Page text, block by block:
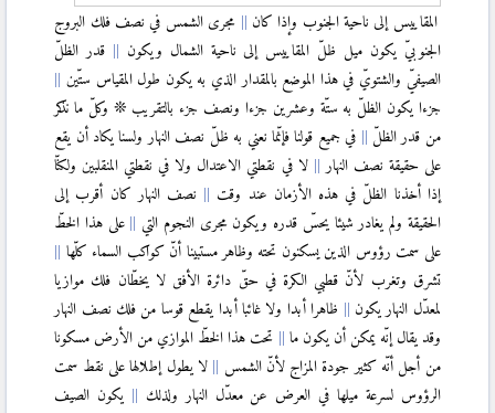
المقاييس إلى ناحية الجنوب وإذا كان
مجرى الشمس في نصف فلك البروج
الجنوبيّ يكون ميل ظلّ المقاييس إلى ناحية الشمال ويكون
قدر الظلّ
الصيفيّ والشتويّ في هذا الموضع بالمقدار الذي به يكون طول المقياس ستّين
جزءا يكون الظلّ به ستّة وعشرين جزءا ونصف جزء بالتقريب ❊ وكلّ ما نذكر
من قدر الظلّ
في جميع قولنا فإنّما نعني به ظلّ نصف النهار ولسنا يكاد أن يقع
على حقيقة نصف النهار
لا في نقطتي الاعتدال ولا في نقطتي المنقلبين ولكنّا
إذا أخذنا الظلّ في هذه الأزمان عند وقت
نصف النهار كان أقرب إلى
الحقيقة ولم يغادر شيئا يحسّ قدره ويكون مجرى النجوم التي
على هذا الخطّ
على سمت رؤوس الذين يسكنون تحته وظاهر مستبينا أنّ كواكب السماء كلّها
تشرق وتغرب لأنّ قطبي الكرة في حقّ دائرة الأفق لا يخطّان فلك موازيا
لمعدّل النهار يكون
ظاهرا أبدا ولا غائبا أبدا يقطع قوسا من فلك نصف النهار
وقد يقال إنّه يمكن أن يكون ما
تحت هذا الخطّ الموازي من الأرض مسكونا
من أجل أنّه كثير جودة المزاج لأنّ الشمس
لا يطول إطلالها على نقط سمت
الرؤوس لسرعة ميلها في العرض عن معدّل النهار ولذلك
يكون الصيف